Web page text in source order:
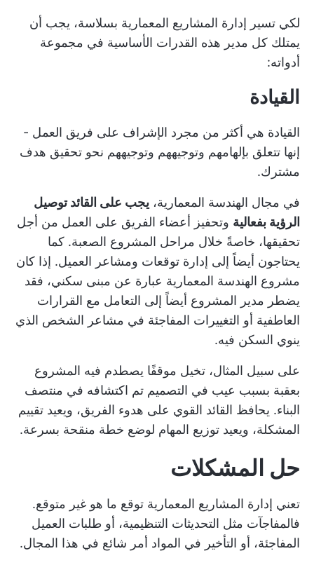
لكي تسير إدارة المشاريع المعمارية بسلاسة، يجب أن
يمتلك كل مدير هذه القدرات الأساسية في مجموعة
أدواته:
القيادة
القيادة هي أكثر من مجرد الإشراف على فريق العمل -
إنها تتعلق بإلهامهم وتوجيههم وتوجيههم نحو تحقيق هدف
مشترك.
في مجال الهندسة المعمارية، يجب على القائد توصيل
الرؤية بفعالية وتحفيز أعضاء الفريق على العمل من أجل
تحقيقها، خاصةً خلال مراحل المشروع الصعبة. كما
يحتاجون أيضاً إلى إدارة توقعات ومشاعر العميل. إذا كان
مشروع الهندسة المعمارية عبارة عن مبنى سكني، فقد
يضطر مدير المشروع أيضاً إلى التعامل مع القرارات
العاطفية أو التغييرات المفاجئة في مشاعر الشخص الذي
ينوي السكن فيه.
على سبيل المثال، تخيل موقفًا يصطدم فيه المشروع
بعقبة بسبب عيب في التصميم تم اكتشافه في منتصف
البناء. يحافظ القائد القوي على هدوء الفريق، ويعيد تقييم
المشكلة، ويعيد توزيع المهام لوضع خطة منقحة بسرعة.
حل المشكلات
تعني إدارة المشاريع المعمارية توقع ما هو غير متوقع.
فالمفاجآت مثل التحديثات التنظيمية، أو طلبات العميل
المفاجئة، أو التأخير في المواد أمر شائع في هذا المجال.